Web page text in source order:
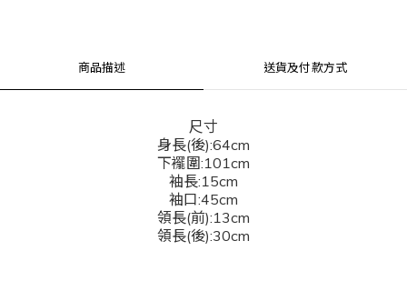
商品描述 送貨及付款方式
尺寸
身長(後):64cm
下襬圍:101cm
袖長:15cm
袖口:45cm
領長(前):13cm
領長(後):30cm